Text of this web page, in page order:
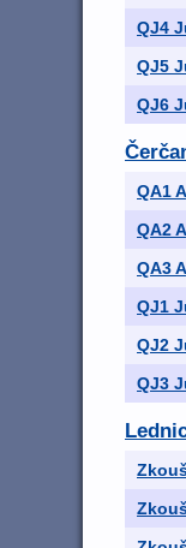
QJ4
QJ5
QJ6
QA1
QA2
QA3
QJ1
QJ2
QJ3